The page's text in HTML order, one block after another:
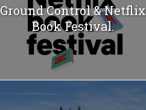
Ground Control & Netflix
Book Festival.